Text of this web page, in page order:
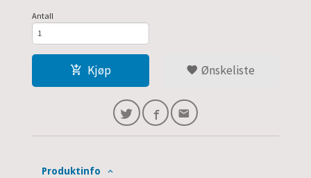
Antall
Kjøp Ønskeliste
Produktinfo